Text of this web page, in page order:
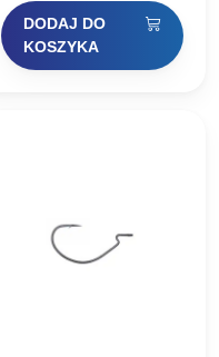
Fishing była wiodącym
innowatorem w
projektowaniu haków
wędkarskich w…
DODAJ DO
KOSZYKA